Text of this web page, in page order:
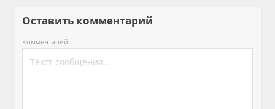
Оставить комментарий
Комментарий